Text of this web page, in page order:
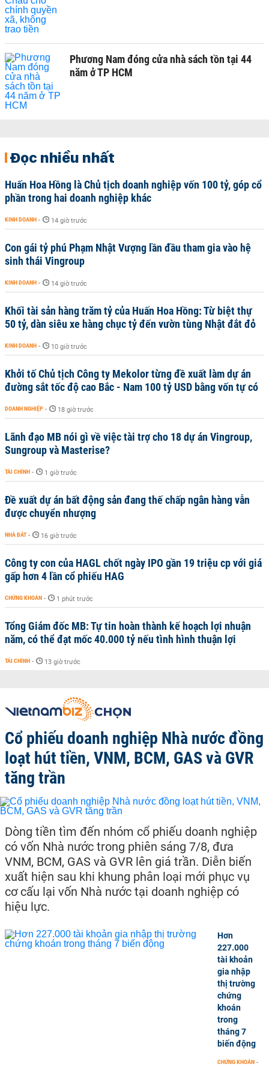
Phương Nam đóng cửa nhà sách tồn tại 44
năm ở TP HCM
Đọc nhiều nhất
Huấn Hoa Hồng là Chủ tịch doanh nghiệp vốn 100 tỷ, góp cổ
phần trong hai doanh nghiệp khác
KINH DOANH - 14 giờ trước
Con gái tỷ phú Phạm Nhật Vượng lần đầu tham gia vào hệ
sinh thái Vingroup
KINH DOANH - 14 giờ trước
Khối tài sản hàng trăm tỷ của Huấn Hoa Hồng: Từ biệt thự
50 tỷ, dàn siêu xe hàng chục tỷ đến vườn tùng Nhật đắt đỏ
KINH DOANH - 10 giờ trước
Khởi tố Chủ tịch Công ty Mekolor từng đề xuất làm dự án
đường sắt tốc độ cao Bắc - Nam 100 tỷ USD bằng vốn tự có
DOANH NGHIỆP - 18 giờ trước
Lãnh đạo MB nói gì về việc tài trợ cho 18 dự án Vingroup,
Sungroup và Masterise?
TÀI CHÍNH - 1 giờ trước
Đề xuất dự án bất động sản đang thế chấp ngân hàng vẫn
được chuyển nhượng
NHÀ ĐẤT - 16 giờ trước
Công ty con của HAGL chốt ngày IPO gần 19 triệu cp với giá
gấp hơn 4 lần cổ phiếu HAG
CHỨNG KHOÁN - 1 phút trước
Tổng Giám đốc MB: Tự tin hoàn thành kế hoạch lợi nhuận
năm, có thể đạt mốc 40.000 tỷ nếu tình hình thuận lợi
TÀI CHÍNH - 13 giờ trước
Cổ phiếu doanh nghiệp Nhà nước đồng
loạt hút tiền, VNM, BCM, GAS và GVR
tăng trần
Dòng tiền tìm đến nhóm cổ phiếu doanh nghiệp
có vốn Nhà nước trong phiên sáng 7/8, đưa
VNM, BCM, GAS và GVR lên giá trần. Diễn biến
xuất hiện sau khi khung phân loại mới phục vụ
cơ cấu lại vốn Nhà nước tại doanh nghiệp có
hiệu lực.
Hơn
227.000
tài khoản
gia nhập
thị trường
chứng
khoán
trong
tháng 7
biến động
CHỨNG KHOÁN -